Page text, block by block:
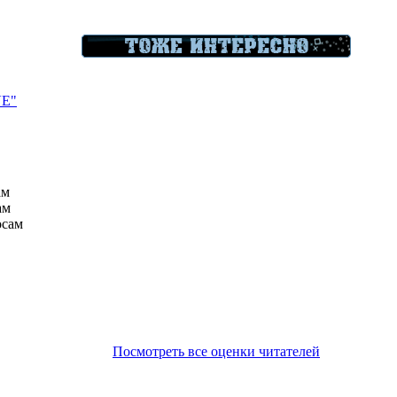
Посмотреть все оценки читателей